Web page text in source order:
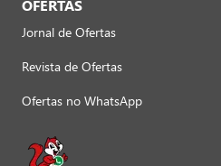
OFERTAS
Jornal de Ofertas
Revista de Ofertas
Ofertas no WhatsApp